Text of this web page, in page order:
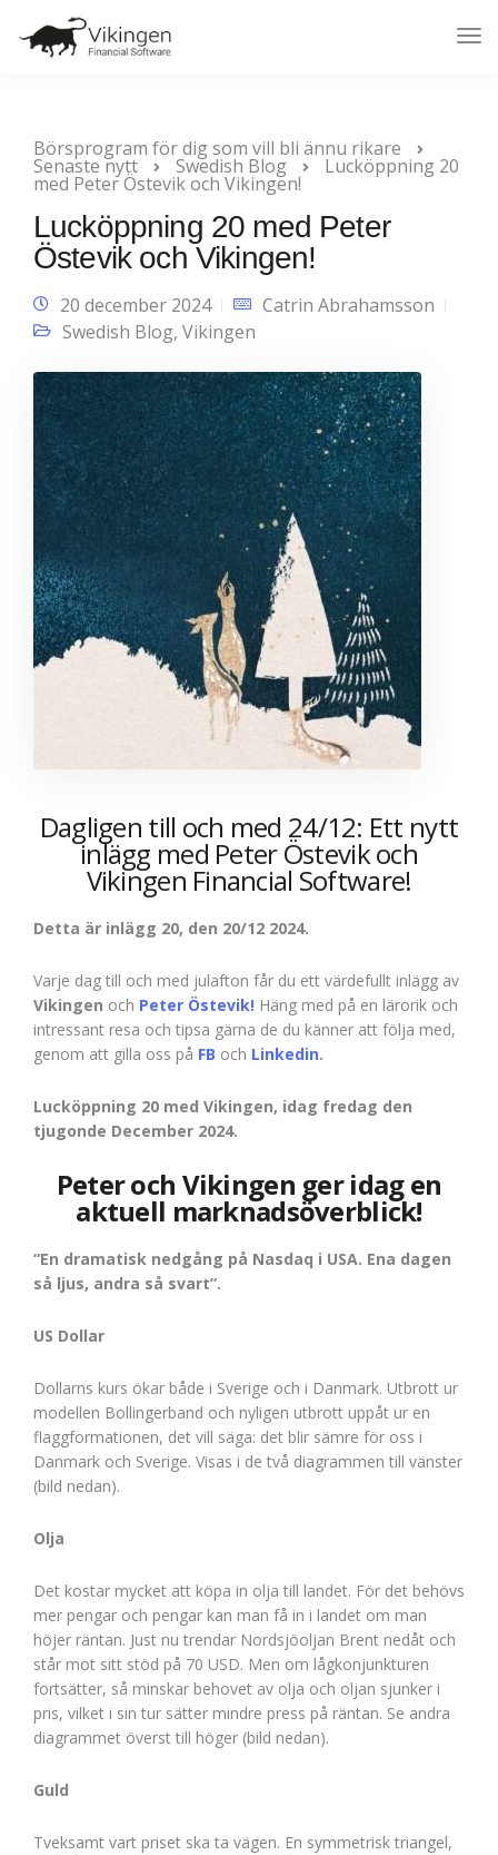
Börsprogram för dig som vill bli ännu rikare
Senaste nytt Swedish Blog Lucköppning 20
med Peter Östevik och Vikingen!
Lucköppning 20 med Peter
Östevik och Vikingen!
20 december 2024
Catrin Abrahamsson
Swedish Blog, Vikingen
Dagligen till och med 24/12: Ett nytt
inlägg med Peter Östevik och
Vikingen Financial Software!
Detta är inlägg 20, den 20/12 2024.
Varje dag till och med julafton får du ett värdefullt inlägg av
Vikingen och Peter Östevik! Häng med på en lärorik och
intressant resa och tipsa gärna de du känner att följa med,
genom att gilla oss på FB och Linkedin.
Lucköppning 20 med Vikingen, idag fredag den
tjugonde December 2024.
Peter och Vikingen ger idag en
aktuell marknadsöverblick!
“En dramatisk nedgång på Nasdaq i USA. Ena dagen
så ljus, andra så svart”.
US Dollar
Dollarns kurs ökar både i Sverige och i Danmark. Utbrott ur
modellen Bollingerband och nyligen utbrott uppåt ur en
flaggformationen, det vill säga: det blir sämre för oss i
Danmark och Sverige. Visas i de två diagrammen till vänster
(bild nedan).
Olja
Det kostar mycket att köpa in olja till landet. För det behövs
mer pengar och pengar kan man få in i landet om man
höjer räntan. Just nu trendar Nordsjöoljan Brent nedåt och
står mot sitt stöd på 70 USD. Men om lågkonjunkturen
fortsätter, så minskar behovet av olja och oljan sjunker i
pris, vilket i sin tur sätter mindre press på räntan. Se andra
diagrammet överst till höger (bild nedan).
Guld
Tveksamt vart priset ska ta vägen. En symmetrisk triangel,